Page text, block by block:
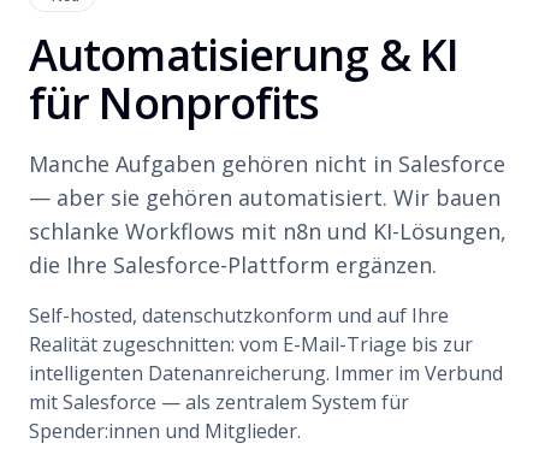
Automatisierung & KI
für Nonprofits
Manche Aufgaben gehören nicht in Salesforce
— aber sie gehören automatisiert. Wir bauen
schlanke Workflows mit n8n und KI-Lösungen,
die Ihre Salesforce-Plattform ergänzen.
Self-hosted, datenschutzkonform und auf Ihre
Realität zugeschnitten: vom E-Mail-Triage bis zur
intelligenten Datenanreicherung. Immer im Verbund
mit Salesforce — als zentralem System für
Spender:innen und Mitglieder.